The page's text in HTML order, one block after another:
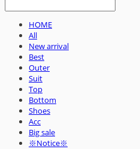
HOME
All
New arrival
Best
Outer
Suit
Top
Bottom
Shoes
Acc
Big sale
※Notice※